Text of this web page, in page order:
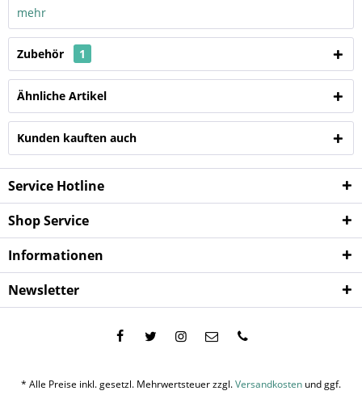
mehr
Zubehör 1
Ähnliche Artikel
Kunden kauften auch
Service Hotline
Shop Service
Informationen
Newsletter
* Alle Preise inkl. gesetzl. Mehrwertsteuer zzgl.Versandkosten und ggf.